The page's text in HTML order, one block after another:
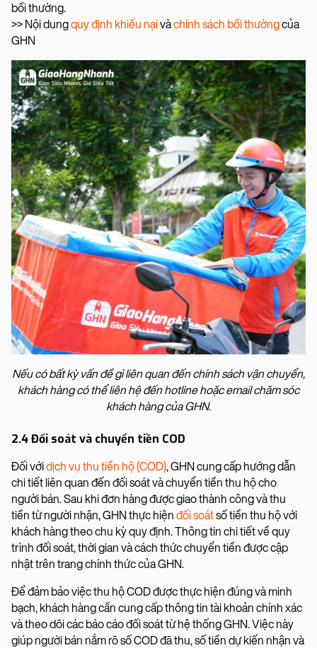
bồi thường.
>> Nội dungquy định khiếu nạivàchính sách bồi thườngcủa
GHN
Nếu có bất kỳ vấn đề gì liên quan đến chính sách vận chuyển,
khách hàng có thể liên hệ đến hotline hoặc email chăm sóc
khách hàng của GHN.
2.4 Đối soát và chuyển tiền COD
Đối vớidịch vụ thu tiền hộ (COD), GHN cung cấp hướng dẫn
chi tiết liên quan đến đối soát và chuyển tiền thu hộ cho
người bán. Sau khi đơn hàng được giao thành công và thu
tiền từ người nhận, GHN thực hiện đối soátsố tiền thu hộ với
khách hàng theo chu kỳ quy định. Thông tin chi tiết về quy
trình đối soát, thời gian và cách thức chuyển tiền được cập
nhật trên trang chính thức của GHN.
Để đảm bảo việc thu hộ COD được thực hiện đúng và minh
bạch, khách hàng cần cung cấp thông tin tài khoản chính xác
và theo dõi các báo cáo đối soát từ hệ thống GHN. Việc này
giúp người bán nắm rõ số COD đã thu, số tiền dự kiến nhận và